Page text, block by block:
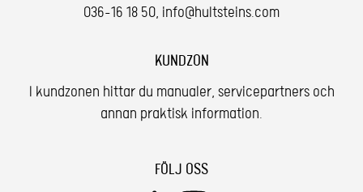
036-16 18 50, info@hultsteins.com
KUNDZON
I kundzonen hittar du manualer, servicepartners och
annan praktisk information.
FÖLJ OSS